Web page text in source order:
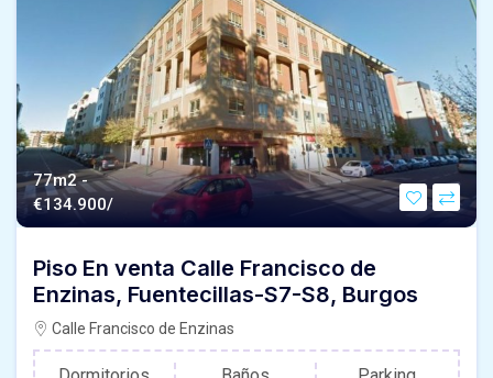
77m2 -
€134.900/
Piso En venta Calle Francisco de
Enzinas, Fuentecillas-S7-S8, Burgos
Calle Francisco de Enzinas